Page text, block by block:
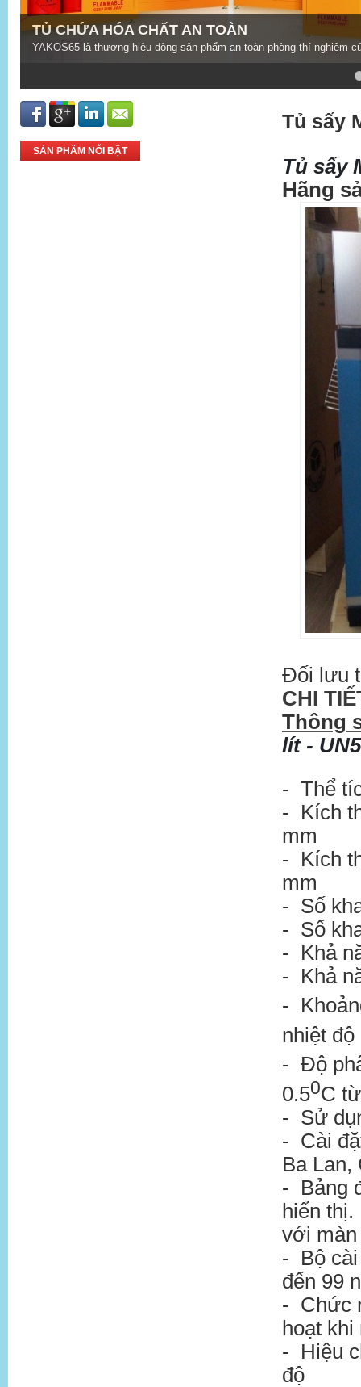
Chung Fu với dòng sản phẩm sản xuất theo chuẩn ISO 9001:2008
SẢN PHẨM NỖI BẬT
Tủ sấy
Tủ sấy
Hãng
Đối lưu
CHI
Thông
lít -
- Thể
- Kích
mm
- Kích
mm
- Số
- Số
- Khả
- Khả
-
nhiệt
- Độ
0.50C
- Sử
- Cài
Ba Lan,
- Bảng
hiển thị.
với màn
- Bộ cài
đến 99
- Chức
hoạt khi
- Hiệu
độ